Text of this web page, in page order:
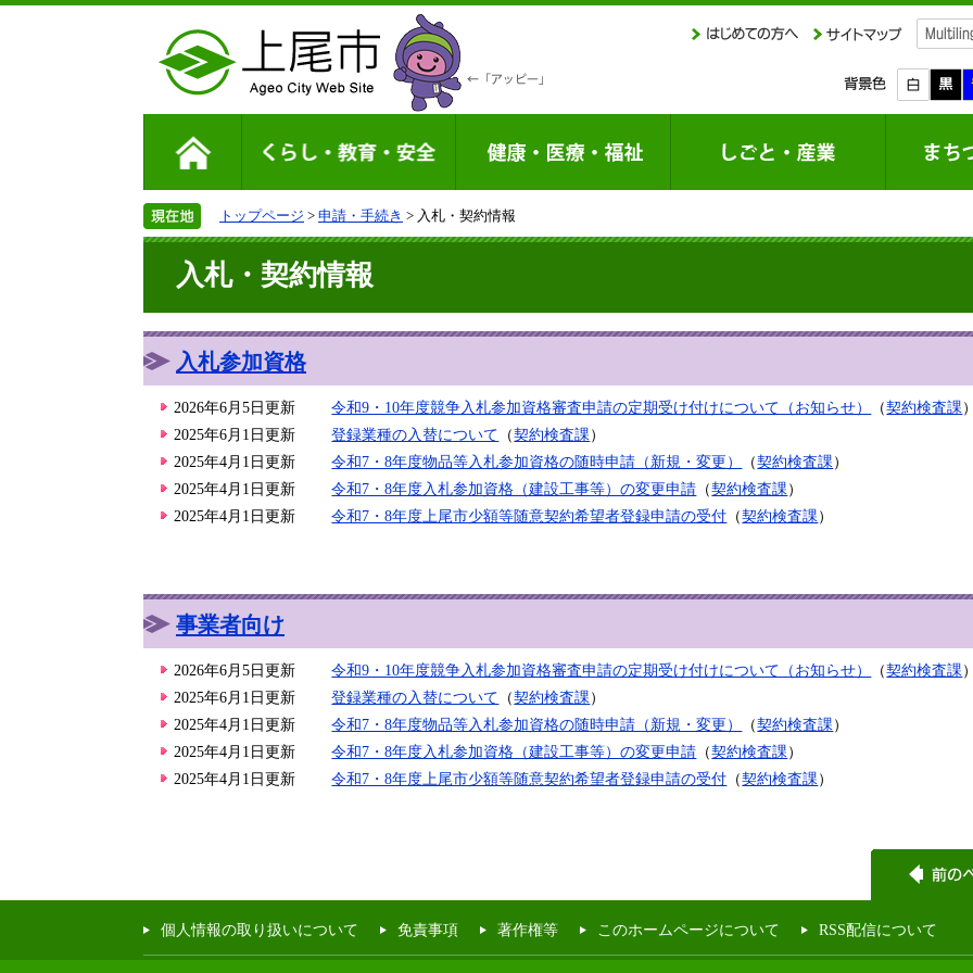
トップページ > 申請・手続き > 入札・契約情報
入札・契約情報
入札参加資格
2026年6月5日更新 令和9・10年度競争入札参加資格審査申請の定期受け付けについて（お知らせ） （契約検査課
2025年6月1日更新
登録業種の入替について （契約検査課）
2025年4月1日更新
令和7・8年度物品等入札参加資格の随時申請（新規・変更） （契約検査課）
2025年4月1日更新
令和7・8年度入札参加資格（建設工事等）の変更申請 （契約検査課）
2025年4月1日更新
令和7・8年度上尾市少額等随意契約希望者登録申請の受付 （契約検査課）
事業者向け
2026年6月5日更新 令和9・10年度競争入札参加資格審査申請の定期受け付けについて（お知らせ） （契約検査課
2025年6月1日更新
登録業種の入替について （契約検査課）
2025年4月1日更新
令和7・8年度物品等入札参加資格の随時申請（新規・変更） （契約検査課）
2025年4月1日更新
令和7・8年度入札参加資格（建設工事等）の変更申請 （契約検査課）
2025年4月1日更新
令和7・8年度上尾市少額等随意契約希望者登録申請の受付 （契約検査課）
個人情報の取り扱いについて 免責事項 著作権等 このホームページについて RSS配信について